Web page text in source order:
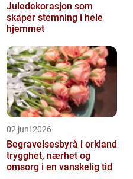
Juledekorasjon som
skaper stemning i hele
hjemmet
02 juni 2026
Begravelsesbyrå i orkland
trygghet, nærhet og
omsorg i en vanskelig tid